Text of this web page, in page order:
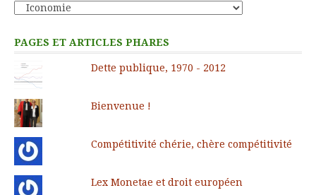
Catégories
PAGES ET ARTICLES PHARES
Dette publique, 1970 - 2012
Bienvenue !
Compétitivité chérie, chère compétitivité
Lex Monetae et droit européen